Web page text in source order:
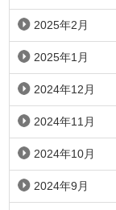
2025年2月
2025年1月
2024年12月
2024年11月
2024年10月
2024年9月